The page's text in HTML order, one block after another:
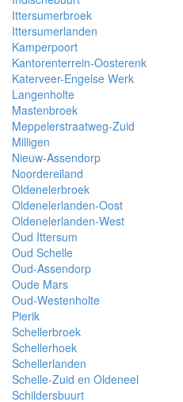
Ittersumerbroek
Ittersumerlanden
Kamperpoort
Kantorenterrein-Oosterenk
Katerveer-Engelse Werk
Langenholte
Mastenbroek
Meppelerstraatweg-Zuid
Milligen
Nieuw-Assendorp
Noordereiland
Oldenelerbroek
Oldenelerlanden-Oost
Oldenelerlanden-West
Oud Ittersum
Oud Schelle
Oud-Assendorp
Oude Mars
Oud-Westenholte
Pierik
Schellerbroek
Schellerhoek
Schellerlanden
Schelle-Zuid en Oldeneel
Schildersbuurt